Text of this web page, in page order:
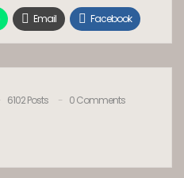
Email Facebook
6102 Posts 0 Comments